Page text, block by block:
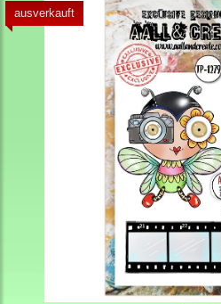
ausverkauft